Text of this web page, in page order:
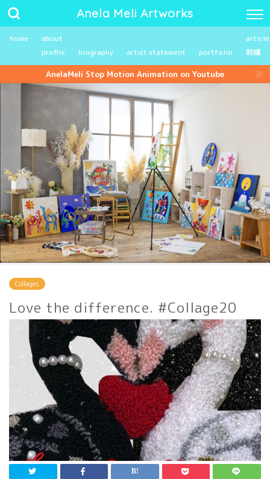
Anela Meli Artworks
home
about
profile
biography artist statement portfolio
刺繍
AnelaMeli Stop Motion Animation on Youtube
Collages
Love the difference. #Collage20